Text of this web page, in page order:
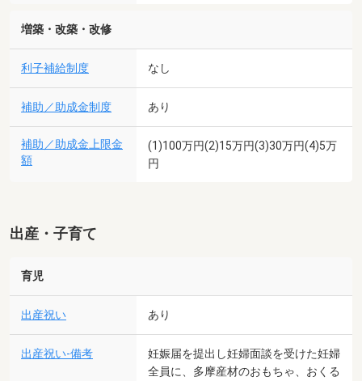
増築・改築・改修
利子補給制度 なし
補助／助成金制度 あり
補助／助成金上限金
額
(1)100万円(2)15万円(3)30万円(4)5万
円
出産・子育て
育児
出産祝い あり
出産祝い-備考
妊娠届を提出し妊婦面談を受けた妊婦
全員に、多摩産材のおもちゃ、おくる